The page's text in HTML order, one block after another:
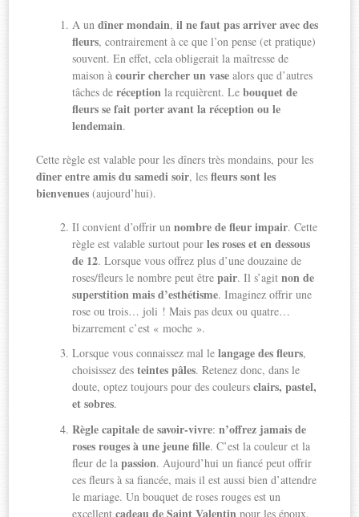
A undîner mondain,il ne faut pas arriver avec des
fleurs, contrairement à ce que l’on pense (et pratique)
souvent. En effet, cela obligerait la maîtresse de
maison àcourir chercher un vase alors que d’autres
tâches deréception la requièrent. Lebouquet de
fleurs se fait porter avant la réception ou le
lendemain.
Cette règle est valable pour les dîners très mondains, pour les
dîner entre amis du samedi soir, lesfleurs sont les
bienvenues (aujourd’hui).
Il convient d’offrir unnombre de fleur impair. Cette
règle est valable surtout pourles roses et en dessous
de 12. Lorsque vous offrez plus d’une douzaine de
roses/fleurs le nombre peut êtrepair. Il s’agitnon de
superstition mais d’esthétisme. Imaginez offrir une
rose ou trois… joli ! Mais pas deux ou quatre…
bizarrement c’est « moche ».
Lorsque vous connaissez mal lelangage des fleurs,
choisissez desteintes pâles. Retenez donc, dans le
doute, optez toujours pour des couleursclairs, pastel,
et sobres.
Règle capitale de savoir-vivre:n’offrez jamais de
roses rouges à une jeune fille. C’est la couleur et la
fleur de lapassion. Aujourd’hui un fiancé peut offrir
ces fleurs à sa fiancée, mais il est aussi bien d’attendre
le mariage. Un bouquet de roses rouges est un
excellentcadeau de Saint Valentin pour les époux.